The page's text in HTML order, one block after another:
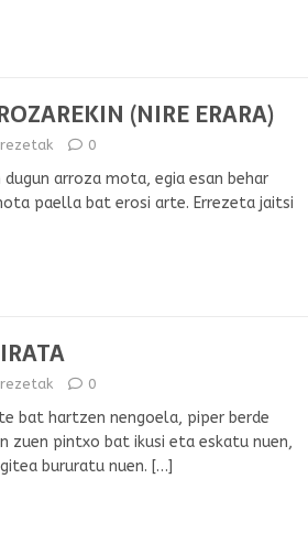
(NIRE ERARA)
0
arroza mota, egia esan behar
paella bat erosi arte. Errezeta jaitsi
0
bat hartzen nengoela, piper berde
zuen pintxo bat ikusi eta eskatu nuen,
bururatu nuen. […]